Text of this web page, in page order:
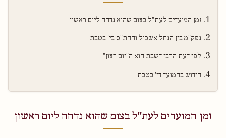
זמן המועדים לעת"ל בצום שהוא נדחה ליום ראשון
נפק"מ בין הנחל אשכול והחת"ס בי' בטבת
לפי דעת הרבי דשבת הוא ה"יום רצון"
חידוש בהמועד די' בטבת
זמן המועדים לעת"ל בצום שהוא נדחה ליום ראשון